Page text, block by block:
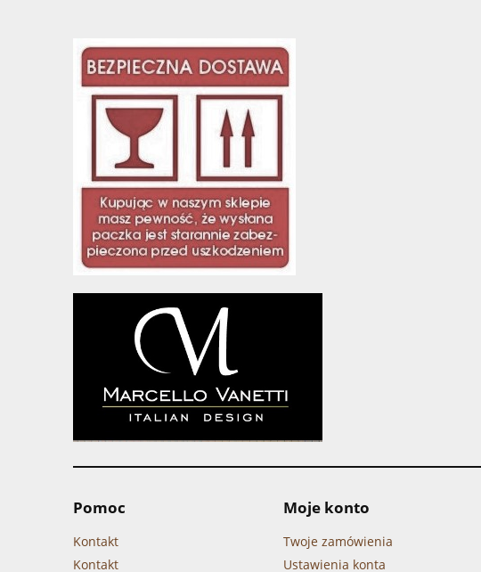
Pomoc
Kontakt
Kontakt
Moje konto
Twoje zamówienia
Ustawienia konta